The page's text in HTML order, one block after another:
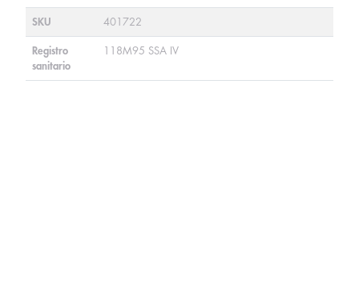
SKU 401722
Registro
sanitario
118M95 SSA IV